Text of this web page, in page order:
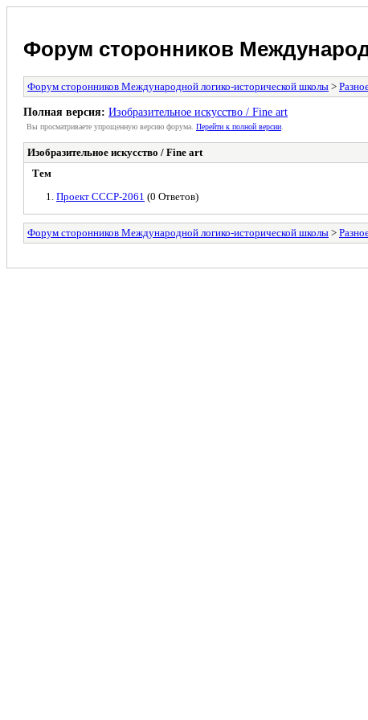
Форум сторонников
Форум сторонников Международной логико-исторической школы >
Полная версия: Изобразительное искусство / Fine art
Вы просматриваете yпpощеннyю веpсию форума. Пеpейти к полной веpсии
Изобразительное искусство / Fine art
Тем
Проект СССР-2061 (0 Ответов)
Форум сторонников Международной логико-исторической школы >